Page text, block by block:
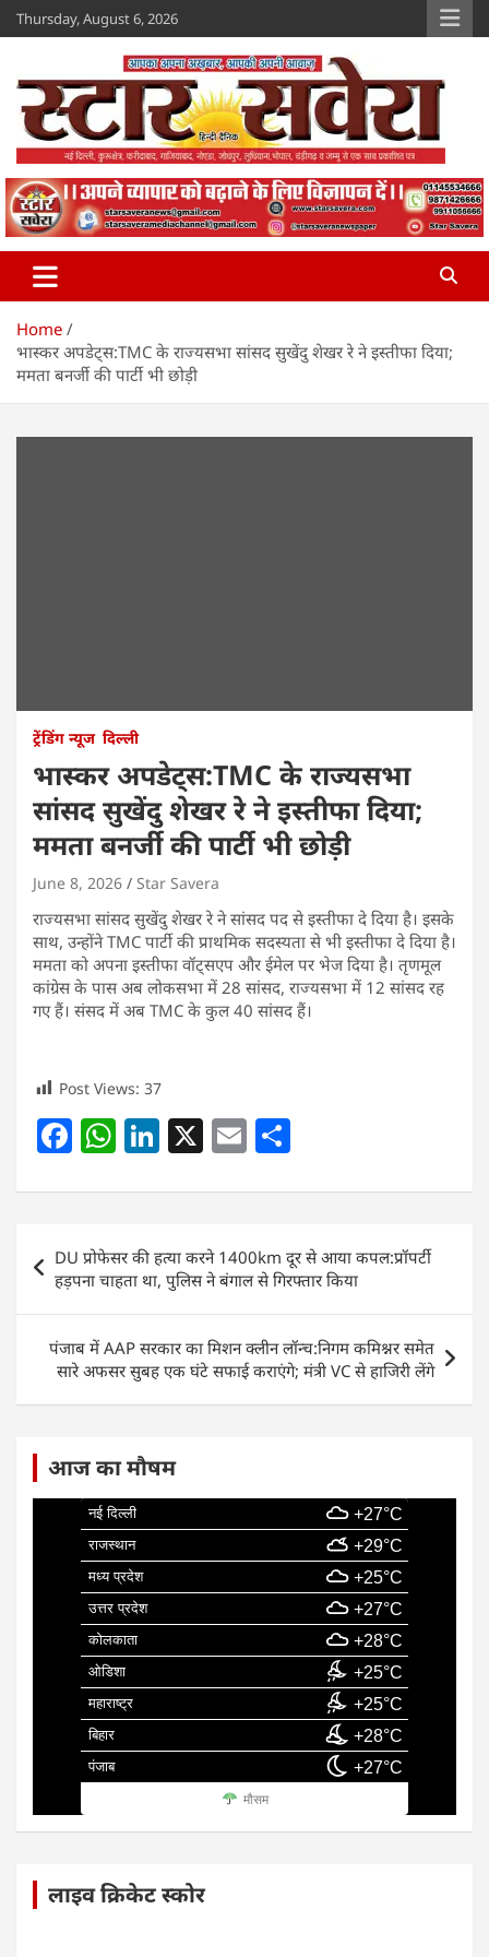
Skip
to
Thursday, August 6, 2026
Star Savera
www.starsavera.com
Home
भास्कर अपडेट्स:TMC के राज्यसभा सांसद सुखेंदु शेखर रे ने इस्तीफा दिया;
ममता बनर्जी की पार्टी भी छोड़ी
ट्रेंडिंग न्यूज दिल्ली
भास्कर अपडेट्स:TMC के राज्यसभा
सांसद सुखेंदु शेखर रे ने इस्तीफा दिया;
ममता बनर्जी की पार्टी भी छोड़ी
June 8, 2026 Star Savera
राज्यसभा सांसद सुखेंदु शेखर रे ने सांसद पद से इस्तीफा दे दिया है। इसके
साथ, उन्होंने TMC पार्टी की प्राथमिक सदस्यता से भी इस्तीफा दे दिया है।
ममता को अपना इस्तीफा वॉट्सएप और ईमेल पर भेज दिया है। तृणमूल
कांग्रेस के पास अब लोकसभा में 28 सांसद, राज्यसभा में 12 सांसद रह
गए हैं। संसद में अब TMC के कुल 40 सांसद हैं।
Post Views: 37
F
c
e
b
o
o
k
W
at
s
A
p
p
Li
k
e
dI
n
X E
ai
l
ar
e
navigation
DU प्रोफेसर की हत्या करने 1400km दूर से आया कपल:प्रॉपर्टी
हड़पना चाहता था, पुलिस ने बंगाल से गिरफ्तार किया
पंजाब में AAP सरकार का मिशन क्लीन लॉन्च:निगम कमिश्नर समेत
सारे अफसर सुबह एक घंटे सफाई कराएंगे; मंत्री VC से हाजिरी लेंगे
आज का मौषम
नई दिल्ली +27°C
राजस्थान +29°C
मध्य प्रदेश +25°C
उत्तर प्रदेश +27°C
कोलकाता +28°C
ओडिशा +25°C
महाराष्ट्र +25°C
बिहार +28°C
पंजाब +27°C
मौसम
लाइव क्रिकेट स्कोर